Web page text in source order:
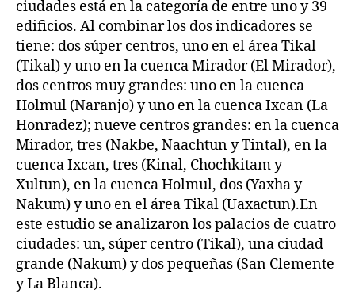
ciudades está en la categoría de entre uno y 39
edificios. Al combinar los dos indicadores se
tiene: dos súper centros, uno en el área Tikal
(Tikal) y uno en la cuenca Mirador (El Mirador),
dos centros muy grandes: uno en la cuenca
Holmul (Naranjo) y uno en la cuenca Ixcan (La
Honradez); nueve centros grandes: en la cuenca
Mirador, tres (Nakbe, Naachtun y Tintal), en la
cuenca Ixcan, tres (Kinal, Chochkitam y
Xultun), en la cuenca Holmul, dos (Yaxha y
Nakum) y uno en el área Tikal (Uaxactun).En
este estudio se analizaron los palacios de cuatro
ciudades: un, súper centro (Tikal), una ciudad
grande (Nakum) y dos pequeñas (San Clemente
y La Blanca).